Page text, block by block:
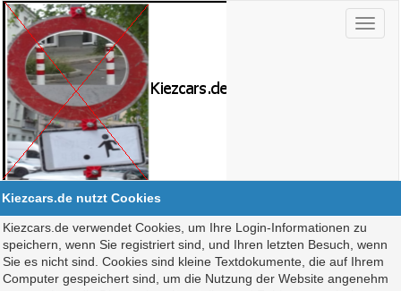
Kiezcars.de nutzt Cookies
Kiezcars.de verwendet Cookies, um Ihre Login-Informationen zu
speichern, wenn Sie registriert sind, und Ihren letzten Besuch, wenn
Sie es nicht sind. Cookies sind kleine Textdokumente, die auf Ihrem
Computer gespeichert sind, um die Nutzung der Website angenehm